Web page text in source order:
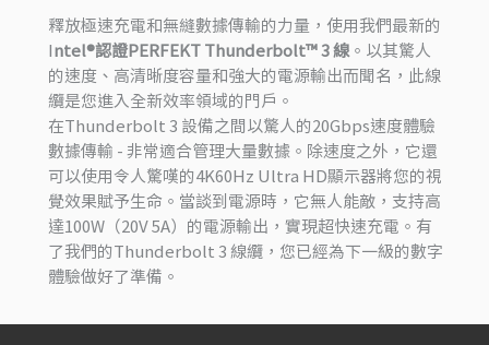
釋放極速充電和無縫數據傳輸的力量，使用我們最新的
Intel®認證PERFEKT Thunderbolt™ 3 線。以其驚人
的速度、高清晰度容量和強大的電源輸出而聞名，此線
纜是您進入全新效率領域的門戶。
在Thunderbolt 3 設備之間以驚人的20Gbps速度體驗
數據傳輸 - 非常適合管理大量數據。除速度之外，它還
可以使用令人驚嘆的4K60Hz Ultra HD顯示器將您的視
覺效果賦予生命。當談到電源時，它無人能敵，支持高
達100W（20V 5A）的電源輸出，實現超快速充電。有
了我們的Thunderbolt 3 線纜，您已經為下一級的數字
體驗做好了準備。